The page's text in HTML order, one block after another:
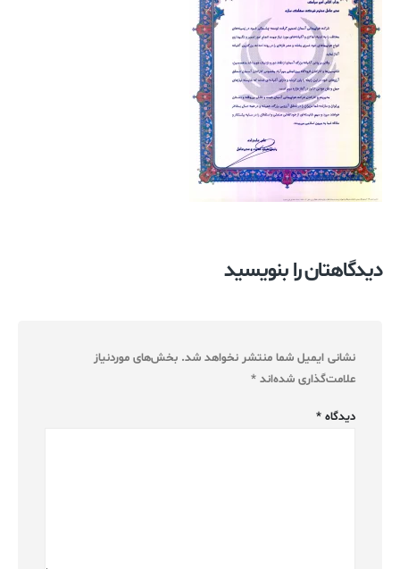
دیدگاهتان را بنویسید
نشانی ایمیل شما منتشر نخواهد شد. بخش‌های موردنیاز
علامت‌گذاری شده‌اند *
دیدگاه *